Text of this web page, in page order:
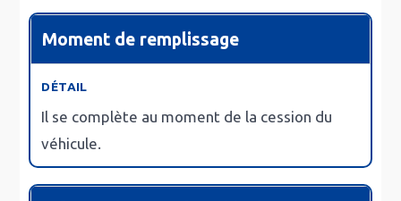
Moment de remplissage
Il se complète au moment de la cession du
véhicule.